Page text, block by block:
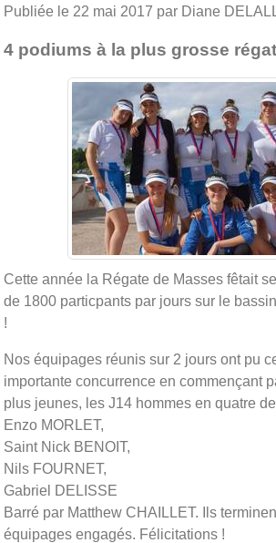
Publiée le 22 mai 2017 par Diane
4 podiums à la plus grosse
Cette année la Régate de Masses fêtait
de 1800 particpants par jours sur le
!
Nos équipages réunis sur 2 jours ont pu
importante concurrence en commençant
plus jeunes, les J14 hommes en quatre
Enzo MORLET,
Saint Nick BENOIT,
Nils FOURNET,
Gabriel DELISSE
Barré par Matthew CHAILLET. Ils
équipages engagés. Félicitations !